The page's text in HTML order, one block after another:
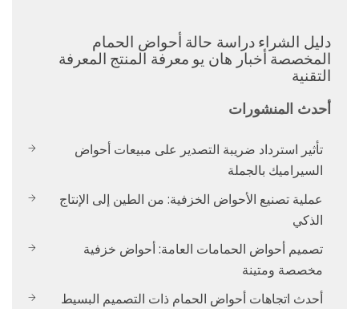
دليل الشراء دراسة حالة أحواض الحمام
المخصصةأخبار هان يو معرفة المنتج المعرفة
التقنية
أحدث المنشورات
تأثير استرداد ضريبة التصدير على مبيعات أحواض
السيراميك بالجملة
عملية تصنيع الأحواض الخزفية: من الطين إلى الإنتاج
الذكي
تصميم أحواض الحمامات العامة: أحواض خزفية
مخصصة ومتينة
أحدث اتجاهات أحواض الحمام ذات التصميم البسيط